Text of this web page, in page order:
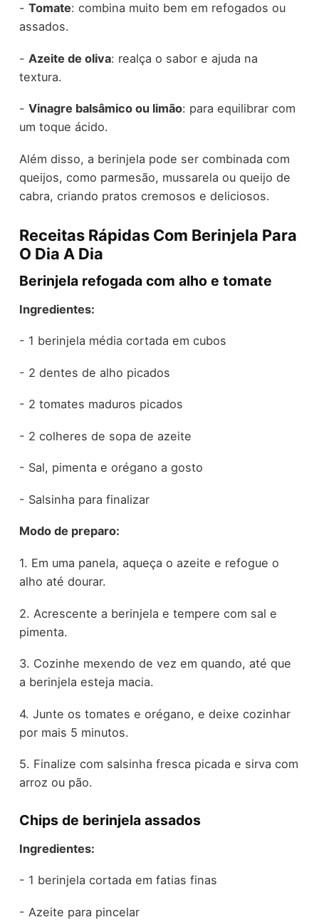
- Tomate: combina muito bem em refogados ou
assados.
- Azeite de oliva: realça o sabor e ajuda na
textura.
- Vinagre balsâmico ou limão: para equilibrar com
um toque ácido.
Além disso, a berinjela pode ser combinada com
queijos, como parmesão, mussarela ou queijo de
cabra, criando pratos cremosos e deliciosos.
Receitas Rápidas Com Berinjela Para
O Dia A Dia
Berinjela refogada com alho e tomate
Ingredientes:
- 1 berinjela média cortada em cubos
- 2 dentes de alho picados
- 2 tomates maduros picados
- 2 colheres de sopa de azeite
- Sal, pimenta e orégano a gosto
- Salsinha para finalizar
Modo de preparo:
1. Em uma panela, aqueça o azeite e refogue o
alho até dourar.
2. Acrescente a berinjela e tempere com sal e
pimenta.
3. Cozinhe mexendo de vez em quando, até que
a berinjela esteja macia.
4. Junte os tomates e orégano, e deixe cozinhar
por mais 5 minutos.
5. Finalize com salsinha fresca picada e sirva com
arroz ou pão.
Chips de berinjela assados
Ingredientes:
- 1 berinjela cortada em fatias finas
- Azeite para pincelar